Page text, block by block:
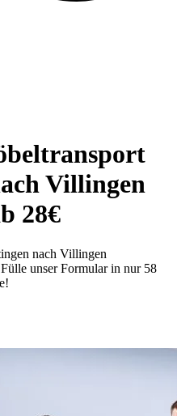
Villingen
28€
nach Villingen
unser Formular in nur 58